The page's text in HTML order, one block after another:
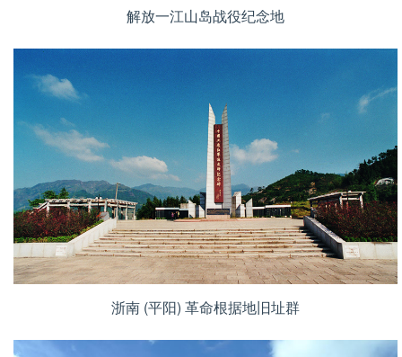
解放一江山岛战役纪念地
浙南 (平阳) 革命根据地旧址群